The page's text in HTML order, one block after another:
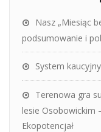
Nasz „Miesiąc
podsumowanie i
System
Terenowa gra
lesie Osobowickim
Ekopotencjał